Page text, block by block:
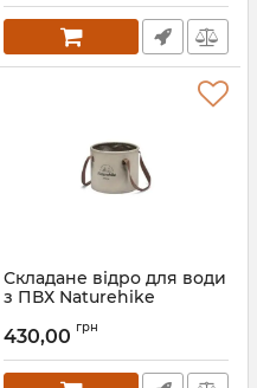
Складане відро для води
з ПВХ Naturehike
коричневий
Артикул:7_64291
430,00 грн